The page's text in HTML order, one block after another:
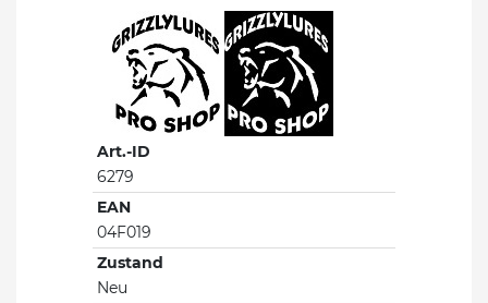
Art.-ID
6279
EAN
04F019
Zustand
Neu